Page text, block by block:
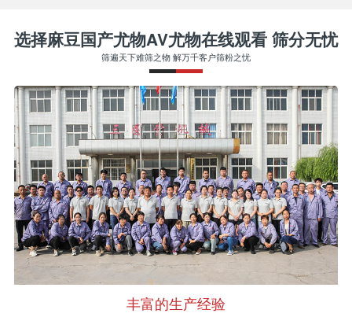
选择麻豆国产尤物AV尤物在线观看 筛分无忧
筛遍天下难筛之物 解万千客户筛粉之忧
丰富的生产经验